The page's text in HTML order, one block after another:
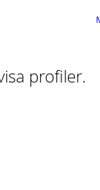
profiler.